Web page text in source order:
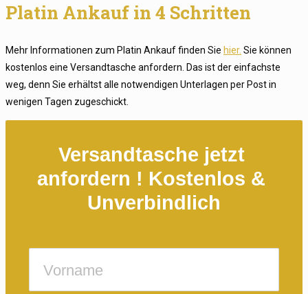
Platin Ankauf in 4 Schritten
Mehr Informationen zum Platin Ankauf finden Sie hier. Sie können
kostenlos eine Versandtasche anfordern. Das ist der einfachste
weg, denn Sie erhältst alle notwendigen Unterlagen per Post in
wenigen Tagen zugeschickt.
Versandtasche jetzt
anfordern ! Kostenlos &
Unverbindlich